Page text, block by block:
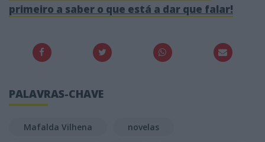
primeiro a saber o que está a dar que falar!
PALAVRAS-CHAVE
Mafalda Vilhena novelas